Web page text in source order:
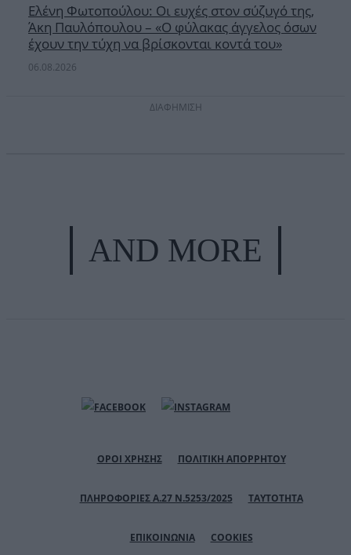
Ελένη Φωτοπούλου: Οι ευχές στον σύζυγό της,
Άκη Παυλόπουλου – «Ο φύλακας άγγελος όσων
έχουν την τύχη να βρίσκονται κοντά του»
06.08.2026
ΔΙΑΦΗΜΙΣΗ
AND MORE
ΟΡΟΙ ΧΡΗΣΗΣ ΠΟΛΙΤΙΚΗ ΑΠΟΡΡΗΤΟΥ
ΠΛΗΡΟΦΟΡΙΕΣ Α.27 Ν.5253/2025 ΤΑΥΤΟΤΗΤΑ
ΕΠΙΚΟΙΝΩΝΙΑ COOKIES